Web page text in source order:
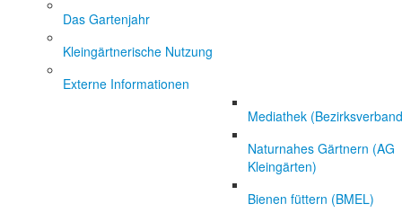
Das Gartenjahr
Kleingärtnerische Nutzung
Externe Informationen
Mediathek
Naturnahes Gärtnern (AG
Kleingärten)
Bienen füttern (BMEL)